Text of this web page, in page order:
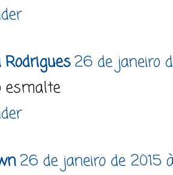
Rodrigues26 de janeiro
esmalte
26 de janeiro de 2015